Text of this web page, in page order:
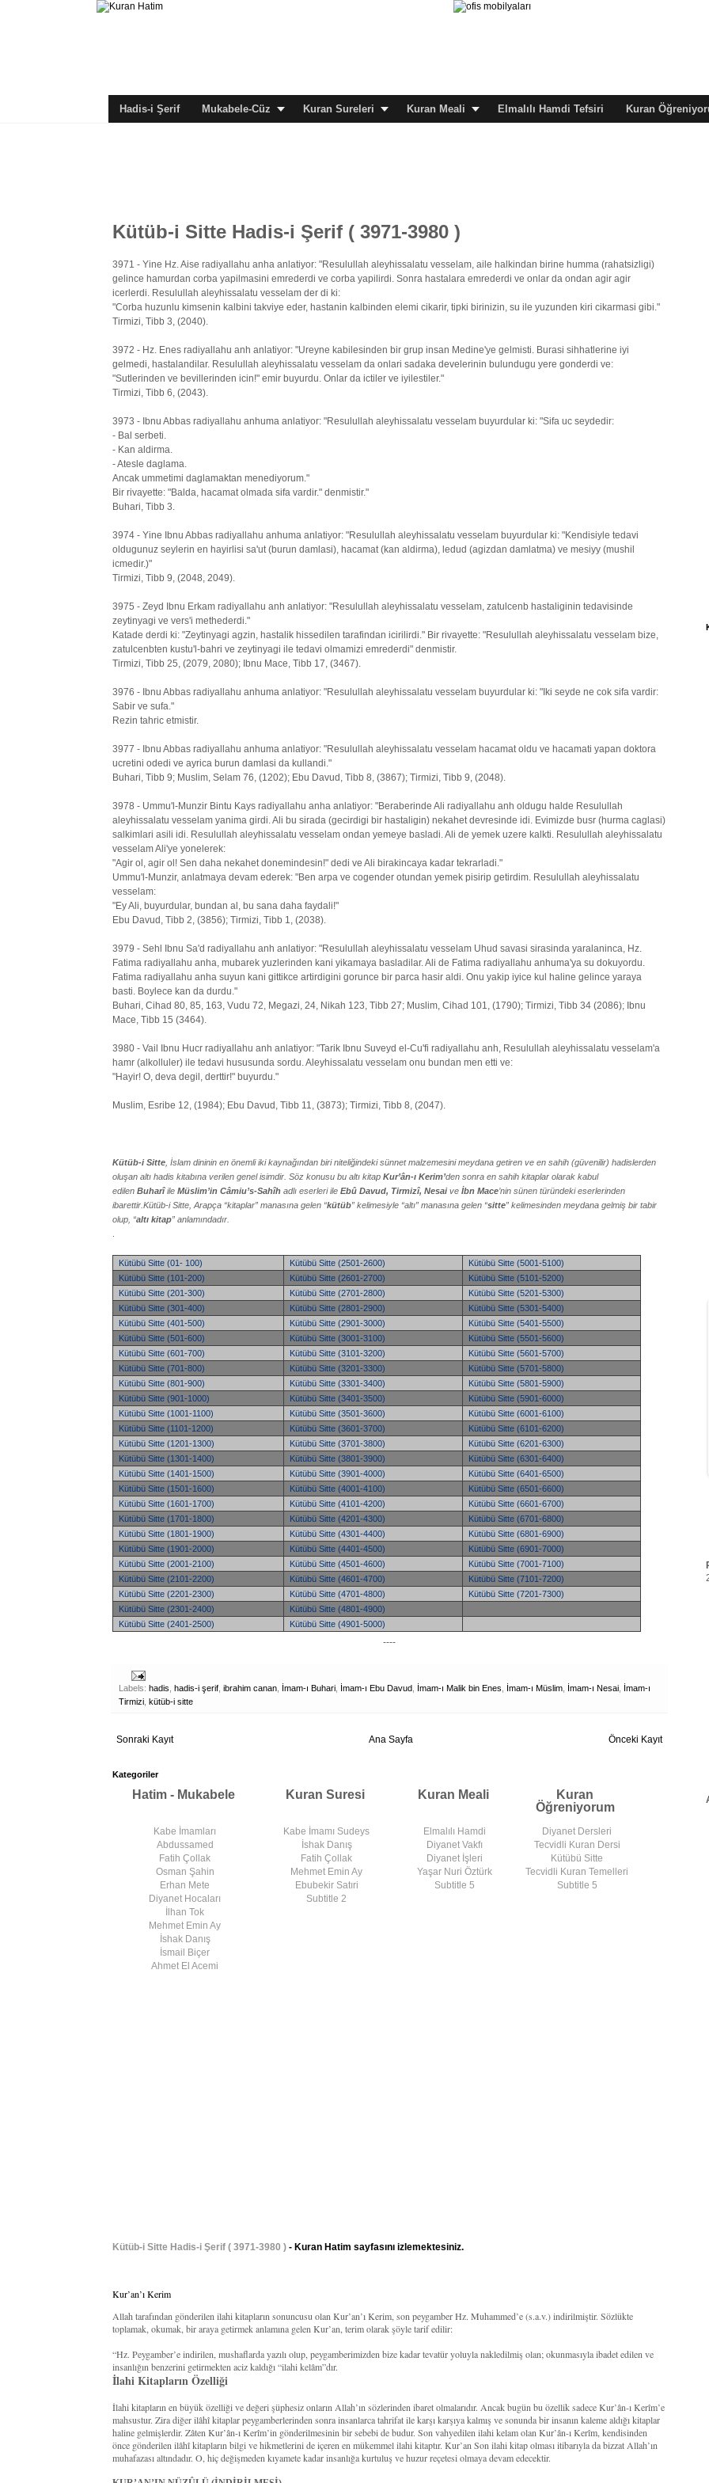
Hadis-i Şerif Mukabele-Cüz Kuran Sureleri Kuran Meali Elmalılı Hamdi Tefsiri Kuran
Kütüb-i Sitte Hadis-i Şerif ( 3971-3980 )
3971 - Yine Hz. Aise radiyallahu anha anlatiyor: "Resulullah aleyhissalatu vesselam, aile halkindan birine humma (rahatsizligi)
gelince hamurdan corba yapilmasini emrederdi ve corba yapilirdi. Sonra hastalara emrederdi ve onlar da ondan agir agir
icerlerdi. Resulullah aleyhissalatu vesselam der di ki:
"Corba huzunlu kimsenin kalbini takviye eder, hastanin kalbinden elemi cikarir, tipki birinizin, su ile yuzunden kiri cikarmasi gibi."
Tirmizi, Tibb 3, (2040).
3972 - Hz. Enes radiyallahu anh anlatiyor: "Ureyne kabilesinden bir grup insan Medine'ye gelmisti. Burasi sihhatlerine iyi
gelmedi, hastalandilar. Resulullah aleyhissalatu vesselam da onlari sadaka develerinin bulundugu yere gonderdi ve:
"Sutlerinden ve bevillerinden icin!" emir buyurdu. Onlar da ictiler ve iyilestiler."
Tirmizi, Tibb 6, (2043).
3973 - Ibnu Abbas radiyallahu anhuma anlatiyor: "Resulullah aleyhissalatu vesselam buyurdular ki: "Sifa uc seydedir:
- Bal serbeti.
- Kan aldirma.
- Atesle daglama.
Ancak ummetimi daglamaktan menediyorum."
Bir rivayette: "Balda, hacamat olmada sifa vardir." denmistir."
Buhari, Tibb 3.
3974 - Yine Ibnu Abbas radiyallahu anhuma anlatiyor: "Resulullah aleyhissalatu vesselam buyurdular ki: "Kendisiyle tedavi
oldugunuz seylerin en hayirlisi sa'ut (burun damlasi), hacamat (kan aldirma), ledud (agizdan damlatma) ve mesiyy (mushil
icmedir.)"
Tirmizi, Tibb 9, (2048, 2049).
3975 - Zeyd Ibnu Erkam radiyallahu anh anlatiyor: "Resulullah aleyhissalatu vesselam, zatulcenb hastaliginin tedavisinde
zeytinyagi ve vers'i methederdi."
Katade derdi ki: "Zeytinyagi agzin, hastalik hissedilen tarafindan icirilirdi." Bir rivayette: "Resulullah aleyhissalatu vesselam bize,
zatulcenbten kustu'l-bahri ve zeytinyagi ile tedavi olmamizi emrederdi" denmistir.
Tirmizi, Tibb 25, (2079, 2080); Ibnu Mace, Tibb 17, (3467).
3976 - Ibnu Abbas radiyallahu anhuma anlatiyor: "Resulullah aleyhissalatu vesselam buyurdular ki: "Iki seyde ne cok sifa vardir:
Sabir ve sufa."
Rezin tahric etmistir.
3977 - Ibnu Abbas radiyallahu anhuma anlatiyor: "Resulullah aleyhissalatu vesselam hacamat oldu ve hacamati yapan doktora
ucretini odedi ve ayrica burun damlasi da kullandi."
Buhari, Tibb 9; Muslim, Selam 76, (1202); Ebu Davud, Tibb 8, (3867); Tirmizi, Tibb 9, (2048).
3978 - Ummu'l-Munzir Bintu Kays radiyallahu anha anlatiyor: "Beraberinde Ali radiyallahu anh oldugu halde Resulullah
aleyhissalatu vesselam yanima girdi. Ali bu sirada (gecirdigi bir hastaligin) nekahet devresinde idi. Evimizde busr (hurma caglasi)
salkimlari asili idi. Resulullah aleyhissalatu vesselam ondan yemeye basladi. Ali de yemek uzere kalkti. Resulullah aleyhissalatu
vesselam Ali'ye yonelerek:
"Agir ol, agir ol! Sen daha nekahet donemindesin!" dedi ve Ali birakincaya kadar tekrarladi."
Ummu'l-Munzir, anlatmaya devam ederek: "Ben arpa ve cogender otundan yemek pisirip getirdim. Resulullah aleyhissalatu
vesselam:
"Ey Ali, buyurdular, bundan al, bu sana daha faydali!"
Ebu Davud, Tibb 2, (3856); Tirmizi, Tibb 1, (2038).
3979 - Sehl Ibnu Sa'd radiyallahu anh anlatiyor: "Resulullah aleyhissalatu vesselam Uhud savasi sirasinda yaralaninca, Hz.
Fatima radiyallahu anha, mubarek yuzlerinden kani yikamaya basladilar. Ali de Fatima radiyallahu anhuma'ya su dokuyordu.
Fatima radiyallahu anha suyun kani gittikce artirdigini gorunce bir parca hasir aldi. Onu yakip iyice kul haline gelince yaraya
basti. Boylece kan da durdu."
Buhari, Cihad 80, 85, 163, Vudu 72, Megazi, 24, Nikah 123, Tibb 27; Muslim, Cihad 101, (1790); Tirmizi, Tibb 34 (2086); Ibnu
Mace, Tibb 15 (3464).
3980 - Vail Ibnu Hucr radiyallahu anh anlatiyor: "Tarik Ibnu Suveyd el-Cu'fi radiyallahu anh, Resulullah aleyhissalatu vesselam'a
hamr (alkolluler) ile tedavi hususunda sordu. Aleyhissalatu vesselam onu bundan men etti ve:
"Hayir! O, deva degil, derttir!" buyurdu."
Muslim, Esribe 12, (1984); Ebu Davud, Tibb 11, (3873); Tirmizi, Tibb 8, (2047).
Kütüb-i Sitte , İslam dininin en önemli iki kaynağından biri niteliğindeki sünnet malzemesini meydana getiren ve en sahih (güvenilir) hadislerden
oluşan altı hadis kitabına verilen genel isimdir. Söz konusu bu altı kitap Kur’ân-ı Kerim’den sonra en sahih kitaplar olarak kabul
edilen Buharîile Müslim’in Câmiu’s-Sahîh adlı eserleri ile Ebû Davud, Tirmizî, Nesaive İbn Mace’nin sünen türündeki eserlerinden
ibarettir.Kütüb-i Sitte, Arapça “kitaplar” manasına gelen “kütüb” kelimesiyle “altı” manasına gelen “sitte” kelimesinden meydana gelmiş bir tabir
olup, “altı kitap” anlamındadır.
Kütübü Sitte (01- 100) Kütübü Sitte (2501-2600)
Kütübü Sitte (5001-5100)
Kütübü Sitte (101-200)
Kütübü Sitte (2601-2700)
Kütübü Sitte (5101-5200)
Kütübü Sitte (201-300)
Kütübü Sitte (2701-2800)
Kütübü Sitte (5201-5300)
Kütübü Sitte (301-400)
Kütübü Sitte (2801-2900)
Kütübü Sitte (5301-5400)
Kütübü Sitte (401-500)
Kütübü Sitte (2901-3000)
Kütübü Sitte (5401-5500)
Kütübü Sitte (501-600)
Kütübü Sitte (3001-3100)
Kütübü Sitte (5501-5600)
Kütübü Sitte (601-700)
Kütübü Sitte (3101-3200)
Kütübü Sitte (5601-5700)
Kütübü Sitte (701-800)
Kütübü Sitte (3201-3300)
Kütübü Sitte (5701-5800)
Kütübü Sitte (801-900)
Kütübü Sitte (3301-3400)
Kütübü Sitte (5801-5900)
Kütübü Sitte (901-1000)
Kütübü Sitte (3401-3500)
Kütübü Sitte (5901-6000)
Kütübü Sitte (1001-1100)
Kütübü Sitte (3501-3600)
Kütübü Sitte (6001-6100)
Kütübü Sitte (1101-1200)
Kütübü Sitte (3601-3700)
Kütübü Sitte (6101-6200)
Kütübü Sitte (1201-1300)
Kütübü Sitte (3701-3800)
Kütübü Sitte (6201-6300)
Kütübü Sitte (1301-1400)
Kütübü Sitte (3801-3900)
Kütübü Sitte (6301-6400)
Kütübü Sitte (1401-1500)
Kütübü Sitte (3901-4000)
Kütübü Sitte (6401-6500)
Kütübü Sitte (1501-1600)
Kütübü Sitte (4001-4100)
Kütübü Sitte (6501-6600)
Kütübü Sitte (1601-1700)
Kütübü Sitte (4101-4200)
Kütübü Sitte (6601-6700)
Kütübü Sitte (1701-1800)
Kütübü Sitte (4201-4300)
Kütübü Sitte (6701-6800)
Kütübü Sitte (1801-1900)
Kütübü Sitte (4301-4400)
Kütübü Sitte (6801-6900)
Kütübü Sitte (1901-2000)
Kütübü Sitte (4401-4500)
Kütübü Sitte (6901-7000)
Kütübü Sitte (2001-2100)
Kütübü Sitte (4501-4600)
Kütübü Sitte (7001-7100)
Kütübü Sitte (2101-2200)
Kütübü Sitte (4601-4700)
Kütübü Sitte (7101-7200)
Kütübü Sitte (2201-2300)
Kütübü Sitte (4701-4800)
Kütübü Sitte (7201-7300)
Kütübü Sitte (2301-2400)
Kütübü Sitte (4801-4900)
Kütübü Sitte (2401-2500)
Kütübü Sitte (4901-5000)
----
Labels: hadis hadis-i şerif ibrahim canan İmam-ı Buhari İmam-ı Ebu Davud İmam-ı Malik bin Enes İmam-ı Müslim İmam-ı Nesai İmam-ı
Tirmizi kütüb-i sitte
Sonraki Kayıt Önceki Kayıt
Ana Sayfa
Kategoriler
Hatim - Mukabele Kuran Suresi Kuran Meali
Kuran
Öğreniyorum
Kabe İmamları
Abdussamed
Fatih Çollak
Osman Şahin
Erhan Mete
Diyanet Hocaları
İlhan Tok
Mehmet Emin Ay
İshak Danış
İsmail Biçer
Ahmet El Acemi
Kabe İmamı Sudeys
İshak Danış
Fatih Çollak
Mehmet Emin Ay
Ebubekir Satıri
Subtitle 2
Elmalılı Hamdi
Diyanet Vakfı
Diyanet İşleri
Yaşar Nuri Öztürk
Subtitle 5
Diyanet Dersleri
Tecvidli Kuran Dersi
Kütübü Sitte
Tecvidli Kuran Temelleri
Subtitle 5
Kütüb-i Sitte Hadis-i Şerif ( 3971-3980 ) - Kuran Hatim sayfasını izlemektesiniz.
Kur’an’ı Kerim
Allah tarafından gönderilen ilahi kitapların sonuncusu olan Kur’an’ı Kerim, son peygamber Hz. Muhammed’e (s.a.v.) indirilmiştir. Sözlükte
toplamak, okumak, bir araya getirmek anlamına gelen Kur’an, terim olarak şöyle tarif edilir:
“Hz. Peygamber’e indirilen, mushaflarda yazılı olup, peygamberimizden bize kadar tevatür yoluyla nakledilmiş olan; okunmasıyla ibadet edilen ve
insanlığın benzerini getirmekten aciz kaldığı “ilahi kelâm”dır.
İlahi Kitapların Özelliği
İlahi kitapların en büyük özelliği ve değeri şüphesiz onların Allah’ın sözlerinden ibaret olmalarıdır. Ancak bugün bu özellik sadece Kur’ân-ı Kerîm’e
mahsustur. Zira diğer ilâhî kitaplar peygamberlerinden sonra insanlarca tahrifat ile karşı karşıya kalmış ve sonunda bir insanın kaleme aldığı kitaplar
haline gelmişlerdir. Zâten Kur’ân-ı Kerîm’in gönderilmesinin bir sebebi de budur. Son vahyedilen ilahi kelam olan Kur’ân-ı Kerîm, kendisinden
önce gönderilen ilâhî kitapların bilgi ve hikmetlerini de içeren en mükemmel ilahi kitaptır. Kur’an Son ilahi kitap olması itibarıyla da bizzat Allah’ın
muhafazası altındadır. O, hiç değişmeden kıyamete kadar insanlığa kurtuluş ve huzur reçetesi olmaya devam edecektir.